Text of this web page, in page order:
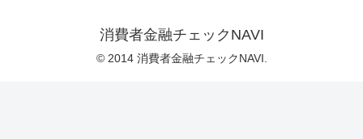
消費者金融チェックNAVI
© 2014 消費者金融チェックNAVI.